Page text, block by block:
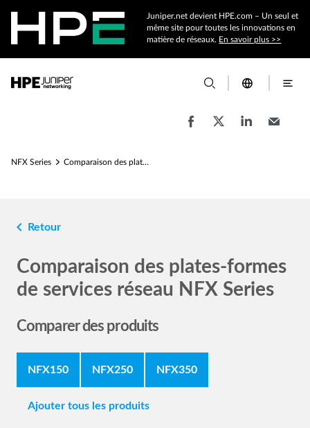
Juniper.net devient HPE.com – Un seul et
même site pour toutes les innovations en
matière de réseaux. En savoir plus >>
NFX Series Comparaison des plates-formes de services réseau NFX Series
navigate_before Retour
Comparaison des plates-formes
de services réseau NFX Series
Comparer des produits
NFX150 NFX250 NFX350
Ajouter tous les produits